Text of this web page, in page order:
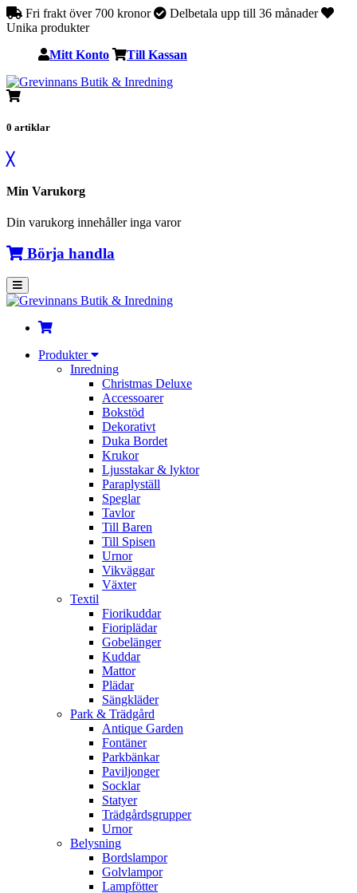
Fri frakt över 700 kronor
Delbetala upp till 36 månader
Unika produkter
Mitt Konto Till Kassan
0 artiklar
╳
Min Varukorg
Din varukorg innehåller inga varor
Börja handla
Produkter
Inredning
Christmas Deluxe
Accessoarer
Bokstöd
Dekorativt
Duka Bordet
Krukor
Ljusstakar & lyktor
Paraplyställ
Speglar
Tavlor
Till Baren
Till Spisen
Urnor
Vikväggar
Växter
Textil
Fiorikuddar
Fioriplädar
Gobelänger
Kuddar
Mattor
Plädar
Sängkläder
Park & Trädgård
Antique Garden
Fontäner
Parkbänkar
Paviljonger
Socklar
Statyer
Trädgårdsgrupper
Urnor
Belysning
Bordslampor
Golvlampor
Lampfötter